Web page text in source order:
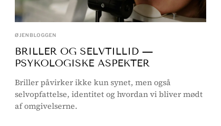
ØJENBLOGGEN
BRILLER OG SELVTILLID —
PSYKOLOGISKE ASPEKTER
Briller påvirker ikke kun synet, men også
selvopfattelse, identitet og hvordan vi bliver mødt
af omgivelserne.